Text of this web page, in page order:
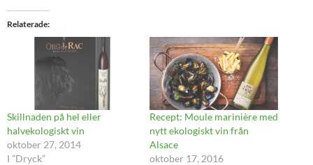
Relaterade
Skillnaden på hel eller
halvekologiskt vin
oktober 27, 2014
I ”Dryck”
Recept: Moule marinière med
nytt ekologiskt vin från
Alsace
oktober 17, 2016